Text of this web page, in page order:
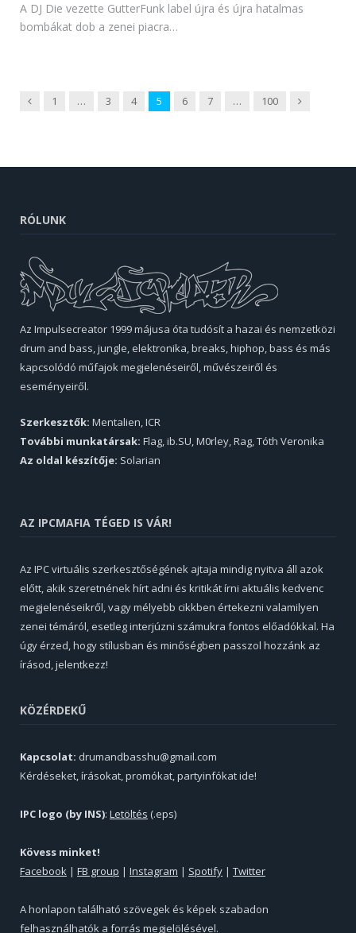
A DJ Die vezette GutterFunk label újra és újra hatalmas
bombákat dob a zenei piacra…
Previous
1 … 3 4 5 6 7 … 100 Next
RÓLUNK
Az Impulsecreator 1999 májusa óta tudósít a hazai és nemzetközi
drum and bass, jungle, elektronika, breaks, hiphop, bass és más
kapcsolódó műfajok megjelenéseiről, művészeiről és
eseményeiről.
Szerkesztők: Mentalien, ICR
További munkatársak: Flag, ib.SU, M0rley, Rag, Tóth Veronika
Az oldal készítője: Solarian
AZ IPCMAFIA TÉGED IS VÁR!
Az IPC virtuális szerkesztőségének ajtaja mindig nyitva áll azok
előtt, akik szeretnének hírt adni és kritikát írni aktuális kedvenc
megjelenéseikről, vagy mélyebb cikkben értekezni valamilyen
zenei témáról, esetleg interjúzni számukra fontos előadókkal. Ha
úgy érzed, hogy stílusban és minőségben passzol hozzánk az
írásod, jelentkezz!
KÖZÉRDEKŰ
Kapcsolat: drumandbasshu@gmail.com
Kérdéseket, írásokat, promókat, partyinfókat ide!
IPC logo (by INS): Letöltés (.eps)
Kövess minket!
Facebook | FB group | Instagram | Spotify | Twitter
A honlapon található szövegek és képek szabadon
felhasználhatók a forrás megjelölésével.